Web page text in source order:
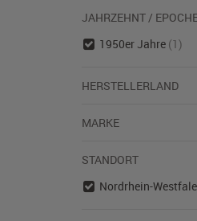
JAHRZEHNT /
1950er Jahre (1)
HERSTELLERLAND
MARKE
STANDORT
Nordrhein-